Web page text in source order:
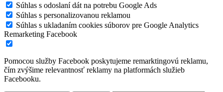
Súhlas s odoslaní dát na potrebu Google Ads
Súhlas s personalizovanou reklamou
Súhlas s ukladaním cookies súborov pre Google Analytics
Remarketing Facebook
Pomocou služby Facebook poskytujeme remarktingovú reklamu,
čím zvýšime relevantnosť reklamy na platformách služieb
Facebooku.